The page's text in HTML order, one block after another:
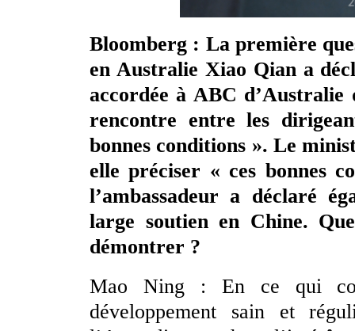
Bloomberg : La première
en Australie Xiao Qian a
accordée à ABC
rencontre entre les
bonnes conditions ». Le
elle préciser « ces bonnes
l’ambassadeur a déclaré
large soutien en Chine.
démontrer ?
Mao Ning : En ce qui
développement sain et